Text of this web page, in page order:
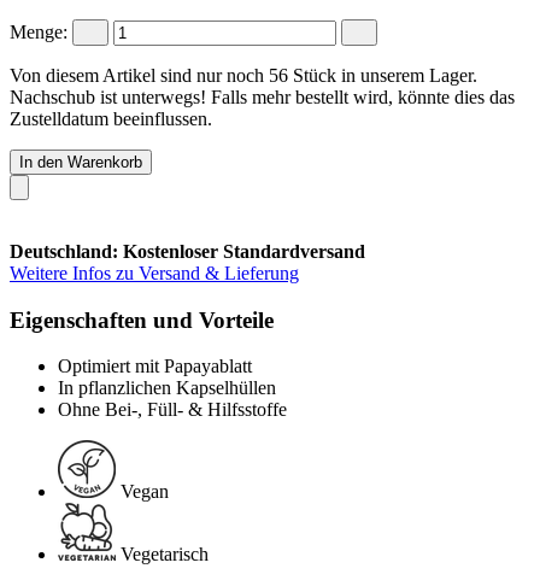
Menge:
Von diesem Artikel sind nur noch 56 Stück in unserem Lager.
Nachschub ist unterwegs! Falls mehr bestellt wird, könnte dies das
Zustelldatum beeinflussen.
In den Warenkorb
Deutschland: Kostenloser Standardversand
Weitere Infos zu Versand & Lieferung
Eigenschaften und Vorteile
Optimiert mit Papayablatt
In pflanzlichen Kapselhüllen
Ohne Bei-, Füll- & Hilfsstoffe
Vegan
Vegetarisch